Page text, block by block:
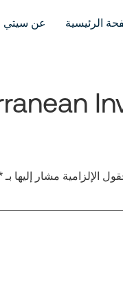
الرئيسية عن سيتي
الإلزامية مشار إليها بـ